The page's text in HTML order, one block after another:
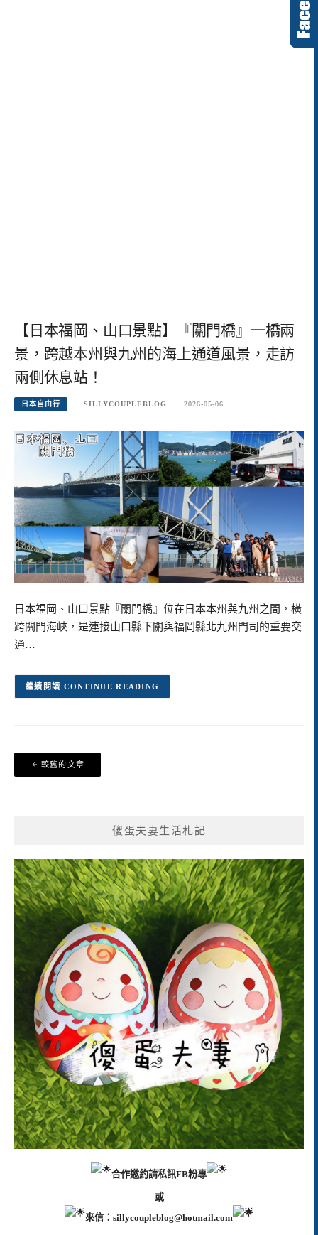
【日本福岡、山口景點】『關門橋』一橋兩
景，跨越本州與九州的海上通道風景，走訪
兩側休息站！
日本自由行 SILLYCOUPLEBLOG 2026-05-06
日本福岡、山口景點『關門橋』位在日本本州與九州之間，橫
跨關門海峽，是連接山口縣下關與福岡縣北九州門司的重要交
通…
CONTINUE READING
文
章
較舊的文章
傻蛋夫妻生活札記
合作邀約請私訊FB粉專
或
來信： sillycoupleblog@hotmail.com